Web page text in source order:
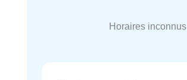
Horaires inconnus